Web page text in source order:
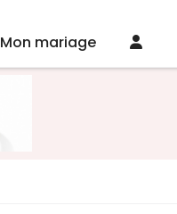
Mon mariage